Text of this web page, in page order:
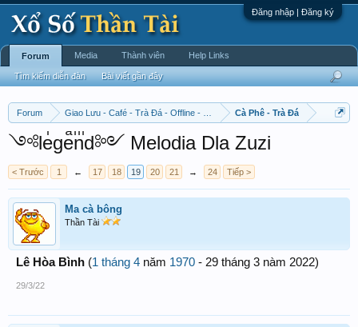
Đăng nhập | Đăng ký
Forum Giao Lưu - Café - Trà Đá - Offline - Tỉnh Tò Hihi!Cà Phê - Trà Đá
༺leͥgeͣnͫd༻ Melodia Dla Zuzi
< Trước 1 ← 17 18 19 20 21 → 24 Tiếp >
Ma cà bông
Thần Tài
Lê Hòa Bình (1 tháng 4 năm 1970 - 29 tháng 3 nàm 2022)
29/3/22
Forum
Tìm kiếm diễn đàn Bài viết gần đây
Media Thành viên Help Links